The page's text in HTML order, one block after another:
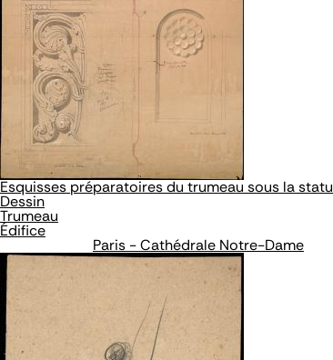
Esquisses préparatoires du trumeau sous la
Dessin
Trumeau
Édifice
Paris - Cathédrale Notre-Dame